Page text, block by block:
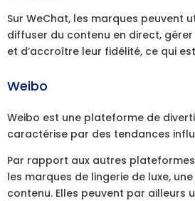
Sur WeChat, les marques peuvent
diffuser du contenu en direct,
et d’accroître leur fidélité, ce qui
Weibo
Weibo est une plateforme de
caractérise par des tendances
Par rapport aux autres
les marques de lingerie de luxe,
contenu. Elles peuvent par